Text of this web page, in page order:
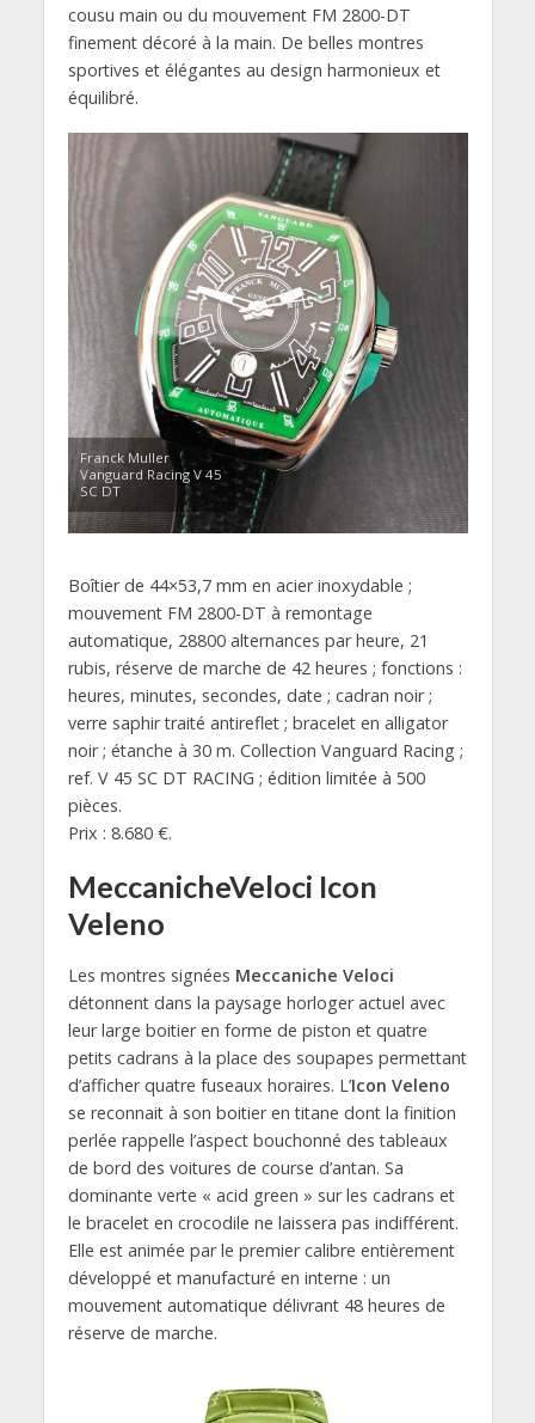
cousu main ou du mouvement FM 2800-DT
finement décoré à la main. De belles montres
sportives et élégantes au design harmonieux et
équilibré.
Franck Muller
Vanguard Racing V 45
SC DT
Boîtier de 44×53,7 mm en acier inoxydable ;
mouvement FM 2800-DT à remontage
automatique, 28800 alternances par heure, 21
rubis, réserve de marche de 42 heures ; fonctions :
heures, minutes, secondes, date ; cadran noir ;
verre saphir traité antireflet ; bracelet en alligator
noir ; étanche à 30 m. Collection Vanguard Racing ;
ref. V 45 SC DT RACING ; édition limitée à 500
pièces.
Prix : 8.680 €.
MeccanicheVeloci Icon
Veleno
Les montres signées Meccaniche Veloci
détonnent dans la paysage horloger actuel avec
leur large boitier en forme de piston et quatre
petits cadrans à la place des soupapes permettant
d’afficher quatre fuseaux horaires. L’Icon Veleno
se reconnait à son boitier en titane dont la finition
perlée rappelle l’aspect bouchonné des tableaux
de bord des voitures de course d’antan. Sa
dominante verte « acid green » sur les cadrans et
le bracelet en crocodile ne laissera pas indifférent.
Elle est animée par le premier calibre entièrement
développé et manufacturé en interne : un
mouvement automatique délivrant 48 heures de
réserve de marche.